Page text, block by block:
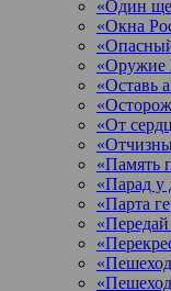
«Один
«Окна
«Оружие
«Оставь
«От
«Память
«Парад у
«Парта
«Пешеход